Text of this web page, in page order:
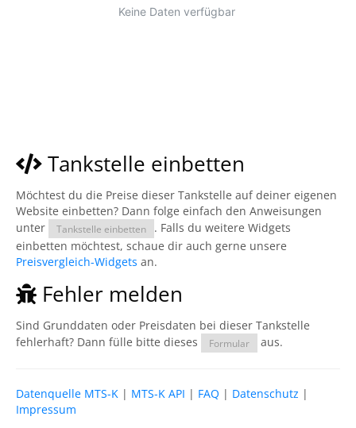
Tankstelle einbetten
Möchtest du die Preise dieser Tankstelle auf deiner eigenen
Website einbetten? Dann folge einfach den Anweisungen
unter
Tankstelle einbetten
. Falls du weitere Widgets
einbetten möchtest, schaue dir auch gerne unsere
Preisvergleich-Widgets an.
Fehler melden
Sind Grunddaten oder Preisdaten bei dieser Tankstelle
fehlerhaft? Dann fülle bitte dieses
Formular aus.
Datenquelle MTS-K | MTS-K API | FAQ | Datenschutz |
Impressum